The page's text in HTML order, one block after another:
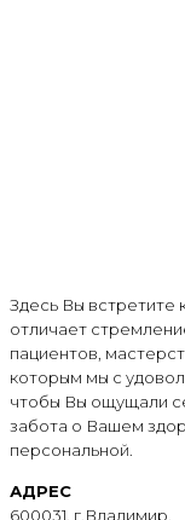
Здесь Вы встретите
отличает
пациентов,
которым мы с
чтобы Вы ощущали
забота о Вашем
персональной.
АДРЕС
600031, г.Владимир,